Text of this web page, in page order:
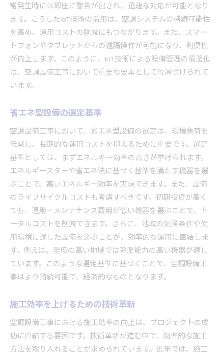
常発生時には即座に警告が出され、迅速な対応が可能となり
ます。こうしたIoT技術の活用は、空調システムの持続可能性
を高め、運用コストの削減にもつながります。また、スマー
トフォンやタブレットからの遠隔操作が可能になり、利便性
が向上します。このように、IoT技術による設備管理の最適化
は、空調設備工事において重要な要素として位置づけられて
います。
省エネ型設備の選定基準
空調設備工事において、省エネ型設備の選定は、環境負荷を
低減し、長期的な運用コストを抑えるために重要です。選定
基準としては、まずエネルギー効率の高さが挙げられます。
エネルギースターや省エネ法に基づく基準を満たす機器を選
ぶことで、高いエネルギー効率を実現できます。また、設備
のライフサイクルコストも考慮すべきです。初期投資が高く
ても、運用・メンテナンス費用が低い機器を選ぶことで、ト
ータルコストを削減できます。さらに、地域の気候条件や使
用環境に適した設備を選ぶことが、効率的な運用に直結しま
す。例えば、湿度の高い地域では除湿能力の高い機器が適し
ています。このような選定基準に基づくことで、空調設備工
事はより持続可能で、経済的なものとなります。
施工効率を上げるための技術革新
空調設備工事における施工効率の向上は、プロジェクトの成
功に直結する要因です。技術革新が進む中で、効率的な施工
方法を取り入れることが求められています。近年では、施工